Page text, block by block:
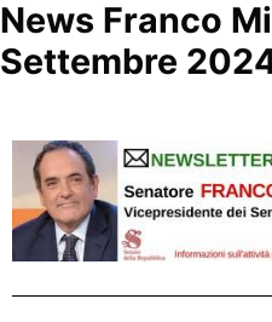
News Franco
Settembre